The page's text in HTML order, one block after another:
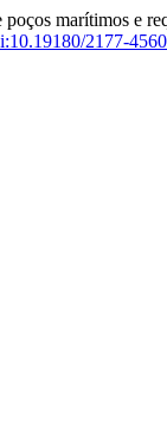
marítimos e
2177-